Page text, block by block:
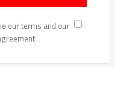
By signing up, you agree to the our terms and our